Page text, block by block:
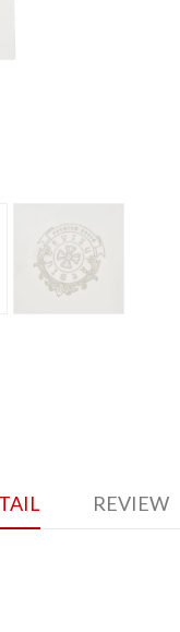
REVIEW